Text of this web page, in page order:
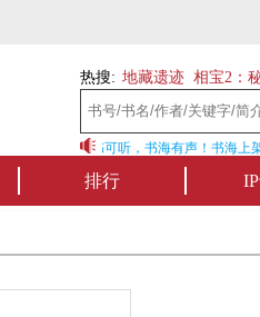
热搜: 地藏遗迹 相宝2：
书海听书——好书可听，书海有声！书海上
排行